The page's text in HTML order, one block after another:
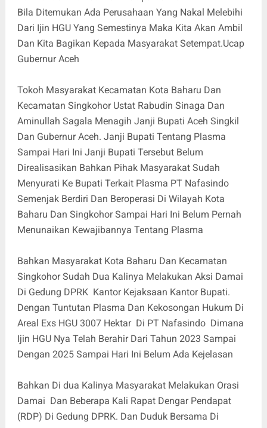
Bila Ditemukan Ada Perusahaan Yang Nakal Melebihi
Dari Ijin HGU Yang Semestinya Maka Kita Akan Ambil
Dan Kita Bagikan Kepada Masyarakat Setempat.Ucap
Gubernur Aceh
Tokoh Masyarakat Kecamatan Kota Baharu Dan
Kecamatan Singkohor Ustat Rabudin Sinaga Dan
Aminullah Sagala Menagih Janji Bupati Aceh Singkil
Dan Gubernur Aceh. Janji Bupati Tentang Plasma
Sampai Hari Ini Janji Bupati Tersebut Belum
Direalisasikan Bahkan Pihak Masyarakat Sudah
Menyurati Ke Bupati Terkait Plasma PT Nafasindo
Semenjak Berdiri Dan Beroperasi Di Wilayah Kota
Baharu Dan Singkohor Sampai Hari Ini Belum Pernah
Menunaikan Kewajibannya Tentang Plasma
Bahkan Masyarakat Kota Baharu Dan Kecamatan
Singkohor Sudah Dua Kalinya Melakukan Aksi Damai
Di Gedung DPRK Kantor Kejaksaan Kantor Bupati.
Dengan Tuntutan Plasma Dan Kekosongan Hukum Di
Areal Exs HGU 3007 Hektar Di PT Nafasindo Dimana
Ijin HGU Nya Telah Berahir Dari Tahun 2023 Sampai
Dengan 2025 Sampai Hari Ini Belum Ada Kejelasan
Bahkan Di dua Kalinya Masyarakat Melakukan Orasi
Damai Dan Beberapa Kali Rapat Dengar Pendapat
(RDP) Di Gedung DPRK. Dan Duduk Bersama Di